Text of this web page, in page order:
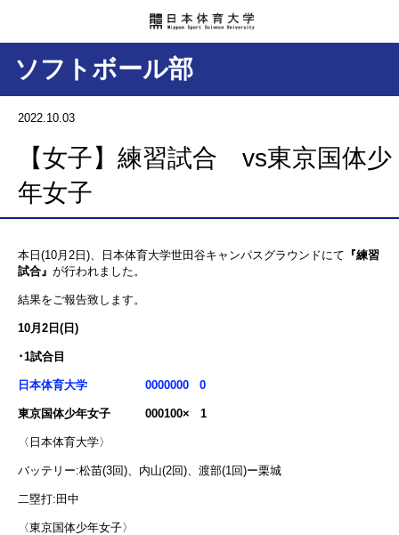
ソフトボール部
2022.10.03
【女子】練習試合 vs東京国体少
年女子
本日(10月2日)、日本体育大学世田谷キャンパスグラウンドにて 『練習
試合』 が行われました。
結果をご報告致します。
10月2日(日)
･1試合目
日本体育大学 0000000 0
東京国体少年女子 000100× 1
〈日本体育大学〉
バッテリー:松苗(3回)、内山(2回)、渡部(1回)ー栗城
二塁打:田中
〈東京国体少年女子〉